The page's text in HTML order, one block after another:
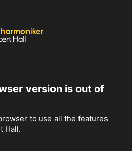
version is out of
to use all the features
Hall.